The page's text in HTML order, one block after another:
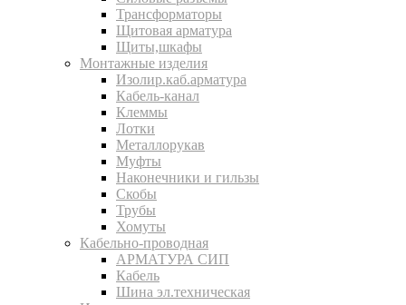
Трансформаторы
Щитовая арматура
Щиты,шкафы
Монтажные изделия
Изолир.каб.арматура
Кабель-канал
Клеммы
Лотки
Металлорукав
Муфты
Наконечники и гильзы
Скобы
Трубы
Хомуты
Кабельно-проводная
АРМАТУРА СИП
Кабель
Шина эл.техническая